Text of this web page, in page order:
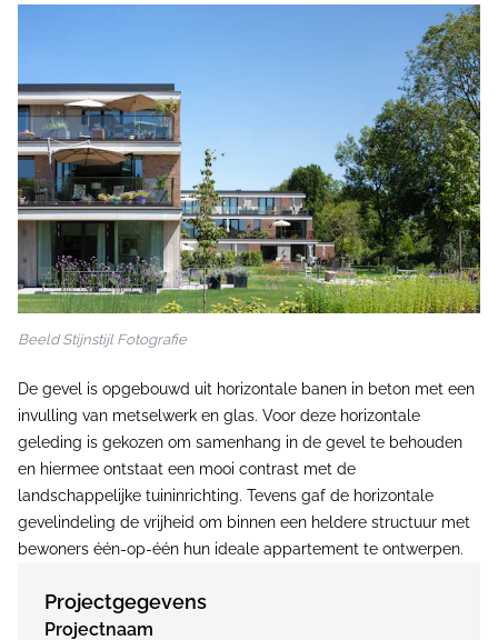
Beeld Stijnstijl Fotografie
De gevel is opgebouwd uit horizontale banen in beton met een
invulling van metselwerk en glas. Voor deze horizontale
geleding is gekozen om samenhang in de gevel te behouden
en hiermee ontstaat een mooi contrast met de
landschappelijke tuininrichting. Tevens gaf de horizontale
gevelindeling de vrijheid om binnen een heldere structuur met
bewoners één-op-één hun ideale appartement te ontwerpen.
Projectgegevens
Projectnaam